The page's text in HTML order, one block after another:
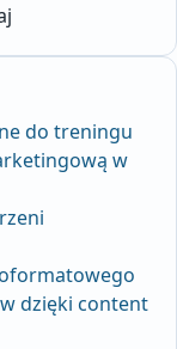
do treningu
w
dzięki content